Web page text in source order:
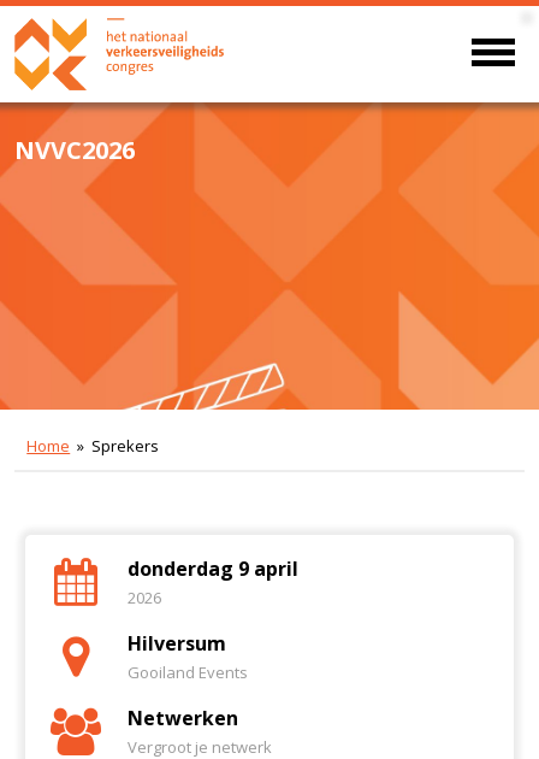
NVVC2026
Home » Sprekers
donderdag 9 april
2026
Hilversum
Gooiland Events
Netwerken
Vergroot je netwerk